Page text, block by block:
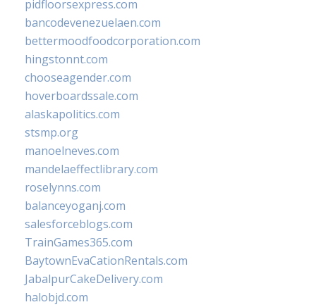
pidfloorsexpress.com
bancodevenezuelaen.com
bettermoodfoodcorporation.com
hingstonnt.com
chooseagender.com
hoverboardssale.com
alaskapolitics.com
stsmp.org
manoelneves.com
mandelaeffectlibrary.com
roselynns.com
balanceyoganj.com
salesforceblogs.com
TrainGames365.com
BaytownEvaCationRentals.com
JabalpurCakeDelivery.com
halobjd.com